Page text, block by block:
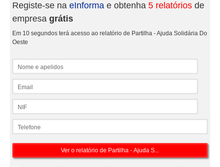
Registe-se na eInforma e obtenha 5 relatórios de
empresa grátis
Em 10 segundos terá acesso ao relatório de Partilha - Ajuda Solidária Do
Oeste